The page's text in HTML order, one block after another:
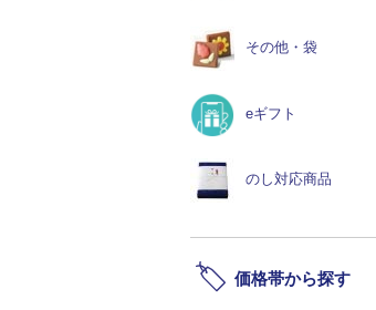
その他・袋
eギフト
のし対応商品
価格帯から探す